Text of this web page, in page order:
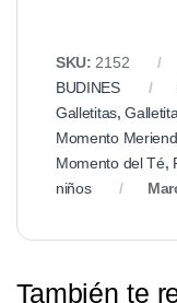
SKU:2152
BUDINES
Galletitas,
Momento
Momento del Té,
niños
También te